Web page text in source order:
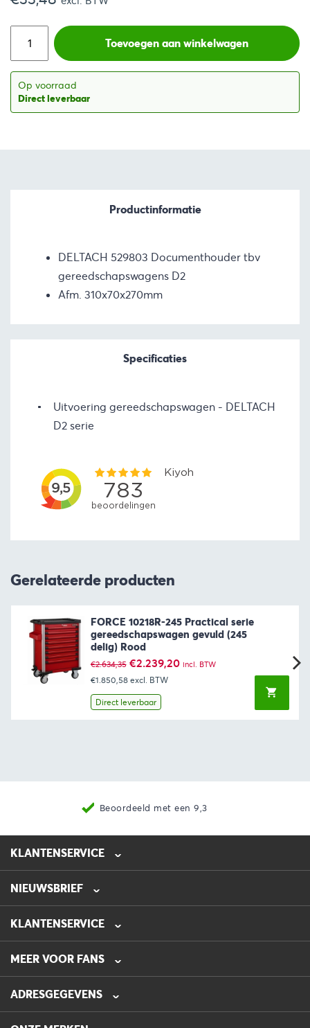
was:
€43,56.
is:
€40,51.
Toevoegen aan winkelwagen
Op voorraad
Direct leverbaar
Productinformatie
DELTACH 529803 Documenthouder tbv
gereedschapswagens D2
Afm. 310x70x270mm
Specificaties
Uitvoering gereedschapswagen
DELTACH
D2 serie
Gerelateerde producten
FORCE 10218R-245 Practical serie
gereedschapswagen gevuld (245
delig) Rood
€2.634,35 Oorspronkelijke
prijs
was:
€2.634,35.
€2.239,20Huidige
incl. BTW
€1.850,58 excl. BTW
Direct leverbaar
Beoordeeld met een 9,3
KLANTENSERVICE
0475-218632
info@automotive-line.nl
NIEUWSBRIEF
KLANTENSERVICE
Bestellen
Betalen
Verzenden
Retourneren
Garantie
MEER VOOR FANS
Veelgestelde vragen – FAQ
Blog
Folders
ADRESGEGEVENS
AUTOMOTIVE LINE
De Hanze 16